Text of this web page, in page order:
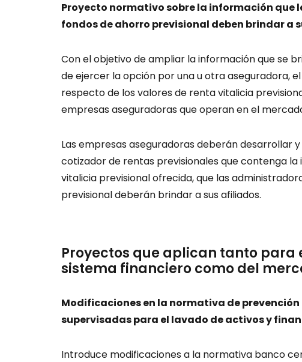
Proyecto normativo sobre la información que
fondos de ahorro previsional deben brindar a
Con el objetivo de ampliar la información que se
de ejercer la opción por una u otra aseguradora,
respecto de los valores de renta vitalicia
empresas aseguradoras que operan en el
Las empresas aseguradoras deberán desarrollar
cotizador de rentas previsionales que contenga
vitalicia previsional ofrecida, que las
previsional deberán brindar a sus afiliados.
Proyectos que aplican tanto para
sistema financiero como del
Modificaciones en la normativa de
supervisadas para el lavado de activos y
Introduce modificaciones a la normativa banco